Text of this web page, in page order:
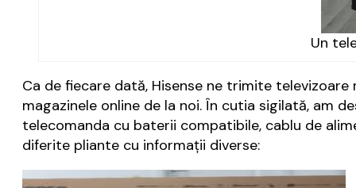
Un
Ca de fiecare dată, Hisense ne trimite
magazinele online de la noi. În cutia sigilată, am
telecomanda cu baterii compatibile, cablu de
diferite pliante cu informații diverse: